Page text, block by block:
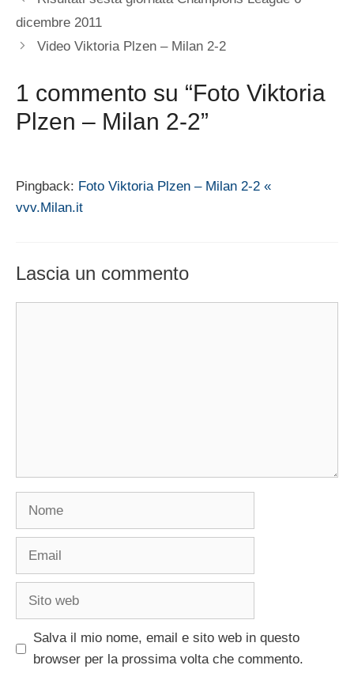
dicembre 2011
Video Viktoria Plzen – Milan 2-2
1 commento su “Foto Viktoria
Plzen – Milan 2-2”
Pingback: Foto Viktoria Plzen – Milan 2-2 «
vvv.Milan.it
Lascia un commento
Nome
Email
Sito
Salva il mio nome, email e sito web in questo
browser per la prossima volta che commento.